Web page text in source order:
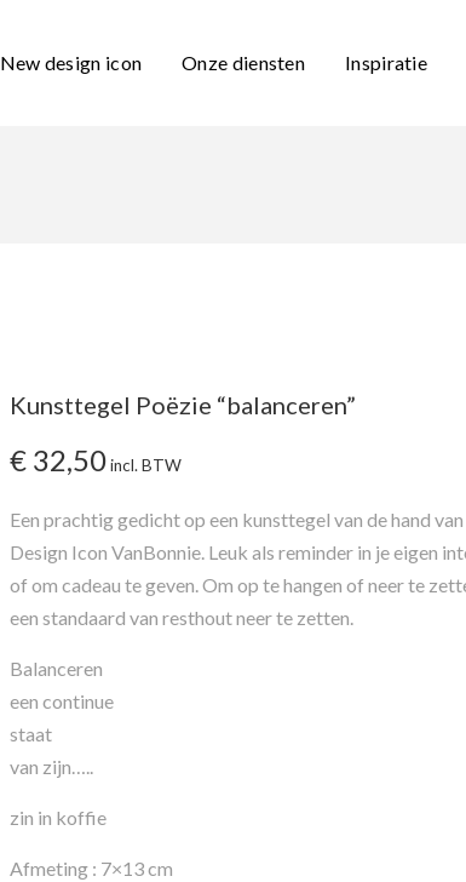
New design icon Onze diensten Inspiratie
Kunsttegel Poëzie “balanceren”
€32,50 incl. BTW
Een prachtig gedicht op een kunsttegel van de hand
Design Icon VanBonnie. Leuk als reminder in je eigen
of om cadeau te geven. Om op te hangen of neer te
een standaard van resthout neer te zetten.
Balanceren
een continue
staat
van zijn…..
zin in koffie
Afmeting : 7×13 cm